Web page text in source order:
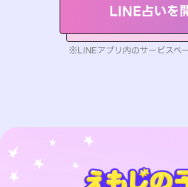
LINE占いを
※LINEアプリ内のサービスペ